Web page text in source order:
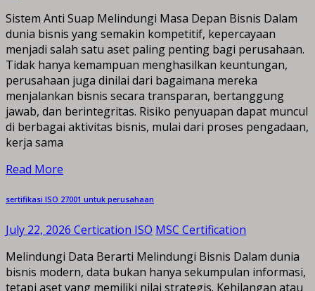
Sistem Anti Suap Melindungi Masa Depan Bisnis Dalam
dunia bisnis yang semakin kompetitif, kepercayaan
menjadi salah satu aset paling penting bagi perusahaan.
Tidak hanya kemampuan menghasilkan keuntungan,
perusahaan juga dinilai dari bagaimana mereka
menjalankan bisnis secara transparan, bertanggung
jawab, dan berintegritas. Risiko penyuapan dapat muncul
di berbagai aktivitas bisnis, mulai dari proses pengadaan,
kerja sama
Read More
sertifikasi ISO 27001 untuk perusahaan
July 22, 2026 Certication ISO MSC Certification
Melindungi Data Berarti Melindungi Bisnis Dalam dunia
bisnis modern, data bukan hanya sekumpulan informasi,
tetapi aset yang memiliki nilai strategis. Kehilangan atau